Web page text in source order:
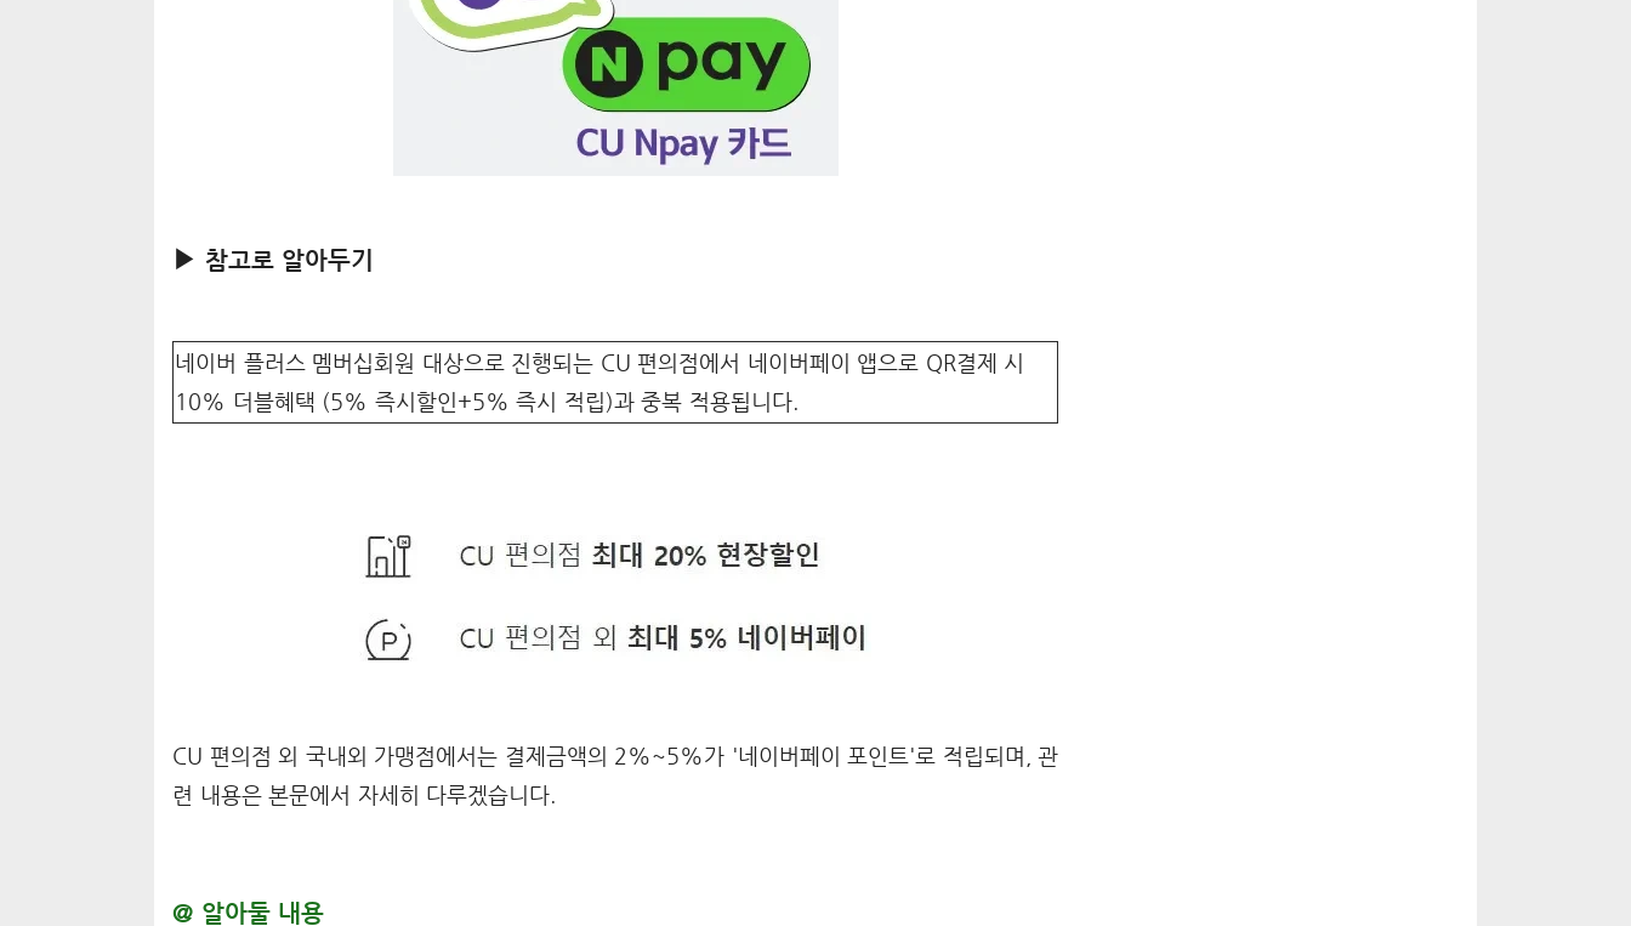
▶ 참고로 알아두기
네이버 플러스 멤버십회원 대상으로 진행되는 CU 편의점에서 네이버페이 앱으로 QR결제 시
10% 더블혜택 (5% 즉시할인+5% 즉시 적립)과 중복 적용됩니다.
CU 편의점 외 국내외 가맹점에서는 결제금액의 2%~5%가 '네이버페이 포인트'로 적립되며, 관
련 내용은 본문에서 자세히 다루겠습니다.
@ 알아둘 내용